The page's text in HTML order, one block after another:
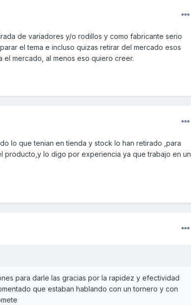
de variadores y/o rodillos y como fabricante serio
el tema e incluso quizas retirar del mercado esos
el mercado, al menos eso quiero creer.
lo que tenian en tienda y stock lo han retirado ,para
producto,y lo digo por experiencia ya que trabajo en un
para darle las gracias por la rapidez y efectividad
que estaban hablando con un tornero y con